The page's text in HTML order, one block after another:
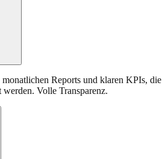
Reports und klaren KPIs, die
Volle Transparenz.